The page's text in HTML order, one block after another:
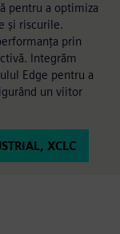
pentru a optimiza
și riscurile.
prin
Integrăm
Edge pentru a
un viitor
XCLC